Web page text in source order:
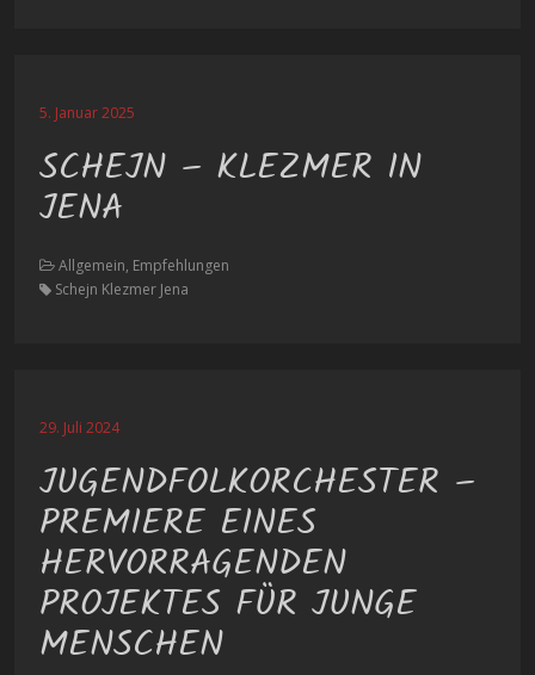
5. Januar 2025
SCHEJN – KLEZMER IN
JENA
Allgemein, Empfehlungen
Schejn Klezmer Jena
29. Juli 2024
JUGENDFOLKORCHESTER –
PREMIERE EINES
HERVORRAGENDEN
PROJEKTES FÜR JUNGE
MENSCHEN